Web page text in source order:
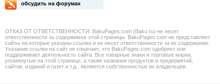
обсудить на форумах
ОТКАЗ ОТ ОТВЕТСТВЕННОСТИ: BakuPages.com (Baku.ru) не несет
ответственности за содержимое этой страницы. BakuPages.com не представляет
сайты на которые указаны ссылки и не несет ответственности за их содержание.
Указание ссылки на сайт не означает, что BakuPages.com одобряет или
поддерживает деятельность сайта. Все товарные знаки и торговые марки,
упомянутые на этой странице, а также названия продуктов и предприятий,
сайтов, изданий и газет и т.д., являются собственностью их владельцев.